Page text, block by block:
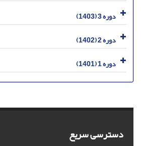
دوره 3 (1403)
دوره 2 (1402)
دوره 1 (1401)
دسترسی سریع